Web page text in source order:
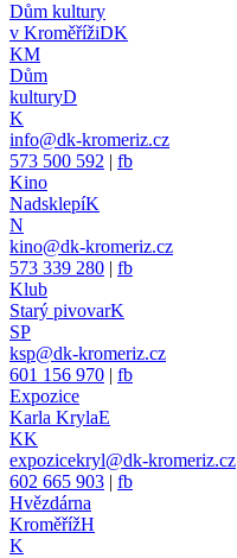
Dům kultury
v KroměřížiDK
KM
Dům
kulturyD
K
info@dk-kromeriz.cz
573 500 592 | fb
Kino
NadsklepíK
N
kino@dk-kromeriz.cz
573 339 280 | fb
Klub
Starý pivovarK
SP
ksp@dk-kromeriz.cz
601 156 970 | fb
Expozice
Karla KrylaE
KK
expozicekryl@dk-kromeriz.cz
602 665 903 | fb
Hvězdárna
KroměřížH
K